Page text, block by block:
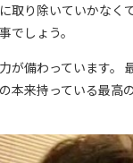
取り除いていかなく
でしょう。
が備わっています。
本来持っている最高